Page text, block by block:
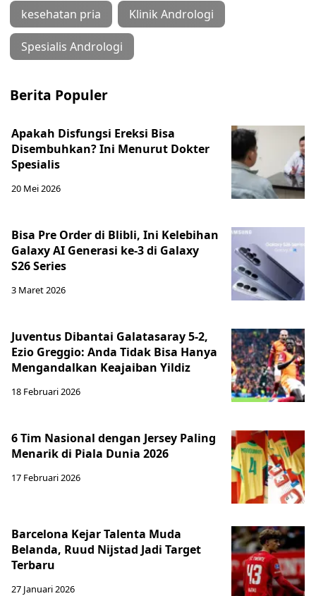
kesehatan pria Klinik Andrologi
Spesialis Andrologi
Berita Populer
Apakah Disfungsi Ereksi Bisa
Disembuhkan? Ini Menurut Dokter
Spesialis
20 Mei 2026
Bisa Pre Order di Blibli, Ini Kelebihan
Galaxy AI Generasi ke-3 di Galaxy
S26 Series
3 Maret 2026
Juventus Dibantai Galatasaray 5-2,
Ezio Greggio: Anda Tidak Bisa Hanya
Mengandalkan Keajaiban Yildiz
18 Februari 2026
6 Tim Nasional dengan Jersey Paling
Menarik di Piala Dunia 2026
17 Februari 2026
Barcelona Kejar Talenta Muda
Belanda, Ruud Nijstad Jadi Target
Terbaru
27 Januari 2026